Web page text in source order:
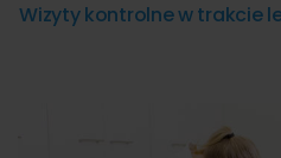
Wizyty kontrolne w trakcie